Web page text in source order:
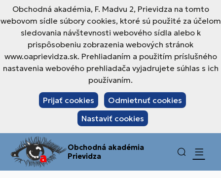
Obchodná akadémia, F. Madvu 2, Prievidza na tomto
webovom sídle súbory cookies, ktoré sú použité za účelom
sledovania návštevnosti webového sídla alebo k
prispôsobeniu zobrazenia webových stránok
www.oaprievidza.sk. Prehliadaním a použitím príslušného
nastavenia webového prehliadača vyjadrujete súhlas s ich
používaním.
Prijať cookies
Odmietnuť cookies
Nastaviť cookies
Obchodná akadémia
Prievidza